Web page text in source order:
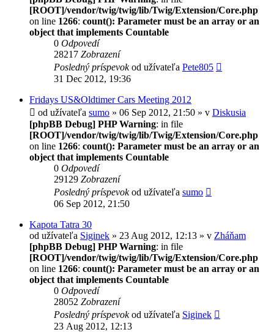
[ROOT]/vendor/twig/twig/lib/Twig/Extension/Core.php
on line 1266: count(): Parameter must be an array or an
object that implements Countable
0 Odpovedí
28217 Zobrazení
Posledný príspevokod užívateľa Pete805
31 Dec 2012, 19:36
Fridays US&Oldtimer Cars Meeting 2012
od užívateľa sumo » 06 Sep 2012, 21:50 » v Diskusia
[phpBB Debug] PHP Warning: in file
[ROOT]/vendor/twig/twig/lib/Twig/Extension/Core.php
on line 1266: count(): Parameter must be an array or an
object that implements Countable
0 Odpovedí
29129 Zobrazení
Posledný príspevokod užívateľa sumo
06 Sep 2012, 21:50
Kapota Tatra 30
od užívateľa Siginek » 23 Aug 2012, 12:13 » v Zháňam
[phpBB Debug] PHP Warning: in file
[ROOT]/vendor/twig/twig/lib/Twig/Extension/Core.php
on line 1266: count(): Parameter must be an array or an
object that implements Countable
0 Odpovedí
28052 Zobrazení
Posledný príspevokod užívateľa Siginek
23 Aug 2012, 12:13